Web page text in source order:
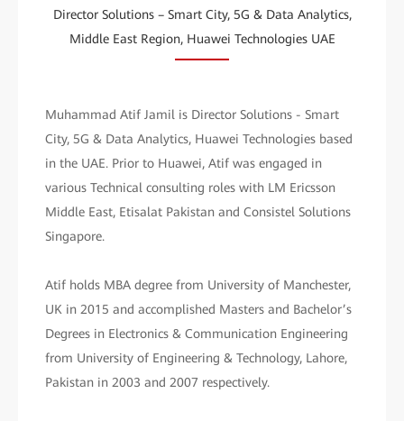
Director Solutions – Smart City, 5G & Data Analytics,
Middle East Region, Huawei Technologies UAE
Muhammad Atif Jamil is Director Solutions - Smart
City, 5G & Data Analytics, Huawei Technologies based
in the UAE. Prior to Huawei, Atif was engaged in
various Technical consulting roles with LM Ericsson
Middle East, Etisalat Pakistan and Consistel Solutions
Singapore.
Atif holds MBA degree from University of Manchester,
UK in 2015 and accomplished Masters and Bachelor’s
Degrees in Electronics & Communication Engineering
from University of Engineering & Technology, Lahore,
Pakistan in 2003 and 2007 respectively.